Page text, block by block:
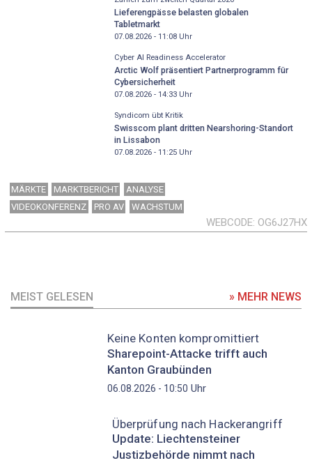
Lieferengpässe belasten globalen
Tabletmarkt
07.08.2026 - 11:08Uhr
Cyber AI Readiness Accelerator
Arctic Wolf präsentiert Partnerprogramm für
Cybersicherheit
07.08.2026 - 14:33Uhr
Syndicom übt Kritik
Swisscom plant dritten Nearshoring-Standort
in Lissabon
07.08.2026 - 11:25Uhr
MÄRKTE MARKTBERICHT
ANALYSE
VIDEOKONFERENZ
PRO AV WACHSTUM
WEBCODE OG6J27HX
MEIST GELESEN » MEHR NEWS
Keine Konten kompromittiert
Sharepoint-Attacke trifft auch
Kanton Graubünden
06.08.2026 - 10:50 Uhr
Überprüfung nach Hackerangriff
Update: Liechtensteiner
Justizbehörde nimmt nach